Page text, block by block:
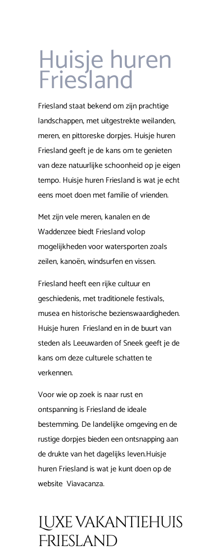
Huisje huren
Friesland
Friesland staat bekend om zijn prachtige
landschappen, met uitgestrekte weilanden,
meren, en pittoreske dorpjes. Huisje huren
Friesland geeft je de kans om te genieten
van deze natuurlijke schoonheid op je eigen
tempo. Huisje huren Friesland is wat je echt
eens moet doen met familie of vrienden.
Met zijn vele meren, kanalen en de
Waddenzee biedt Friesland volop
mogelijkheden voor watersporten zoals
zeilen, kanoën, windsurfen en vissen.
Friesland heeft een rijke cultuur en
geschiedenis, met traditionele festivals,
musea en historische bezienswaardigheden.
Huisje huren Friesland en in de buurt van
steden als Leeuwarden of Sneek geeft je de
kans om deze culturele schatten te
verkennen.
Voor wie op zoek is naar rust en
ontspanning is Friesland de ideale
bestemming. De landelijke omgeving en de
rustige dorpjes bieden een ontsnapping aan
de drukte van het dagelijks leven.Huisje
huren Friesland is wat je kunt doen op de
website Viavacanza.
Luxe vakantiehuis
Friesland